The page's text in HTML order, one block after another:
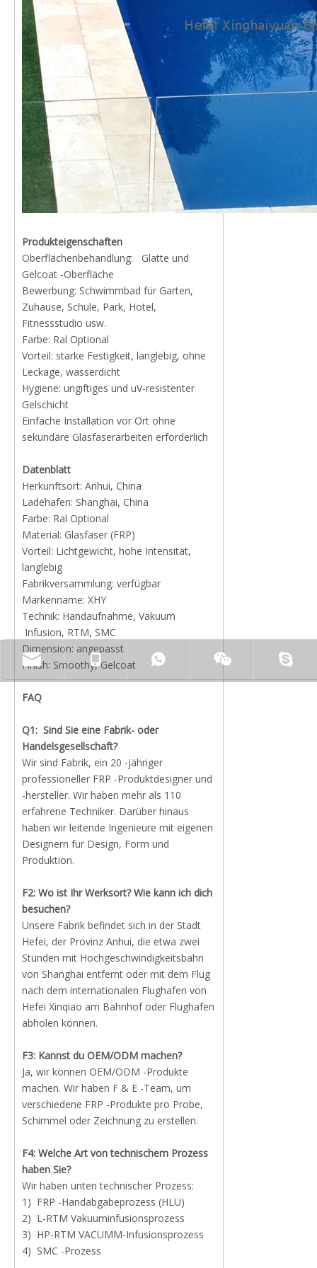
Produkteigenschaften
Oberflächenbehandlung: Glatte und
Gelcoat -Oberfläche
Bewerbung: Schwimmbad für Garten,
Zuhause, Schule, Park, Hotel,
Fitnessstudio usw.
Farbe: Ral Optional
Vorteil: starke Festigkeit, langlebig, ohne
Leckage, wasserdicht
Hygiene: ungiftiges und uV-resistenter
Gelschicht
Einfache Installation vor Ort ohne
sekundäre Glasfaserarbeiten erforderlich
Datenblatt
Herkunftsort: Anhui, China
Ladehafen: Shanghai, China
Farbe: Ral Optional
Material: Glasfaser (FRP)
Vorteil: Lichtgewicht, hohe Intensität,
langlebig
Fabrikversammlung: verfügbar
Markenname: XHY
Technik: Handaufnahme, Vakuum
Infusion, RTM, SMC
Dimension: angepasst
Finish: Smoothy, Gelcoat
FAQ
Q1: Sind Sie eine Fabrik- oder
Handelsgesellschaft?
Wir sind Fabrik, ein 20 -jähriger
professioneller FRP -Produktdesigner und
-hersteller. Wir haben mehr als 110
erfahrene Techniker. Darüber hinaus
haben wir leitende Ingenieure mit eigenen
Designern für Design, Form und
Produktion.
F2: Wo ist Ihr Werksort? Wie kann ich dich
besuchen?
Unsere Fabrik befindet sich in der Stadt
Hefei, der Provinz Anhui, die etwa zwei
Stunden mit Hochgeschwindigkeitsbahn
von Shanghai entfernt oder mit dem Flug
nach dem internationalen Flughafen von
Hefei Xinqiao am Bahnhof oder Flughafen
abholen können.
F3: Kannst du OEM/ODM machen?
Ja, wir können OEM/ODM -Produkte
machen. Wir haben F & E -Team, um
verschiedene FRP -Produkte pro Probe,
Schimmel oder Zeichnung zu erstellen.
F4: Welche Art von technischem Prozess
haben Sie?
Wir haben unten technischer Prozess:
1) FRP -Handabgabeprozess (HLU)
2) L-RTM Vakuuminfusionsprozess
3) HP-RTM VACUMM-Infusionsprozess
4) SMC -Prozess